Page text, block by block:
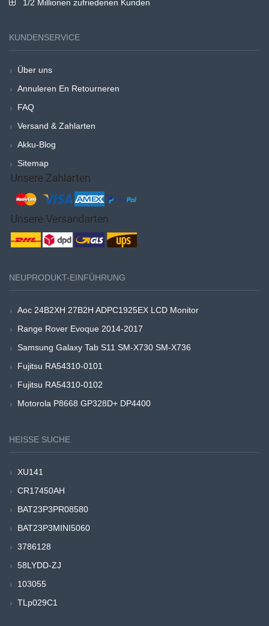
1/2 Millionen zufriedenen Kunden
KUNDENSERVICE
Über uns
Annuleren En Retourneren
FAQ
Versand & Zahlarten
Akku-Blog
Sitemap
NEUPRODUKT-EINFÜHRUNG
Aoc 24B2XH 27B2H ADPC1925EX LCD Monitor
Range Rover Evoque 2014-2017
Samsung Galaxy Tab S11 SM-X730 SM-X736
Fujitsu RA54310-0101
Fujitsu RA54310-0102
Motorola P8668 GP328D+ DP4400
HEISSE SUCHE
XU141
CR17450AH
BAT23P3PR08580
BAT23P3MINI5060
3786128
58LYDD-ZJ
103055
TLp029C1